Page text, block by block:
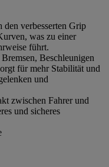
verbesserten Grip
was zu einer
führt.
Beschleunigen
für mehr Stabilität und
und
zwischen Fahrer und
und sicheres